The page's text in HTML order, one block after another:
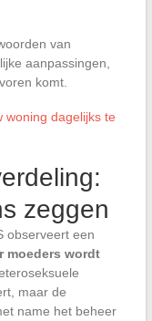
van
aanpassingen,
komt.
woning dagelijks te
zeggen
observeert een
moeders wordt
maar de
name het beheer